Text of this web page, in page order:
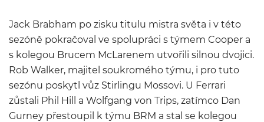
Jack Brabham po zisku titulu mistra světa i v této
sezóně pokračoval ve spolupráci s týmem Cooper a
s kolegou Brucem McLarenem utvořili silnou dvojici.
Rob Walker, majitel soukromého týmu, i pro tuto
sezónu poskytl vůz Stirlingu Mossovi. U Ferrari
zůstali Phil Hill a Wolfgang von Trips, zatímco Dan
Gurney přestoupil k týmu BRM a stal se kolegou